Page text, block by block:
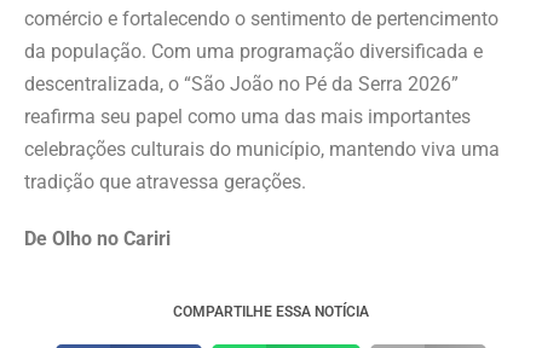
comércio e fortalecendo o sentimento de pertencimento
da população. Com uma programação diversificada e
descentralizada, o “São João no Pé da Serra 2026”
reafirma seu papel como uma das mais importantes
celebrações culturais do município, mantendo viva uma
tradição que atravessa gerações.
De Olho no Cariri
COMPARTILHE ESSA NOTÍCIA